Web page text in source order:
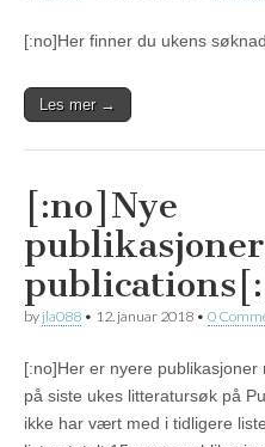
[:no]Her finner du ukens
Les mer →
[:no]Nye
by jla088 • 12. januar 2018 • 0
[:no]Her er nyere
på siste ukes litteratursøk på
ikke har vært med i tidligere